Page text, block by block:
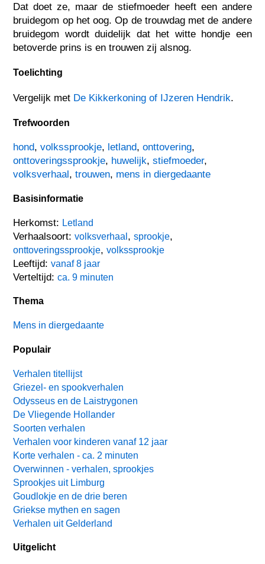
Dat doet ze, maar de stiefmoeder heeft een andere
bruidegom op het oog. Op de trouwdag met de andere
bruidegom wordt duidelijk dat het witte hondje een
betoverde prins is en trouwen zij alsnog.
Toelichting
Vergelijk met De Kikkerkoning of IJzeren Hendrik.
Trefwoorden
hond,volkssprookje, letland,onttovering,
onttoveringssprookje, huwelijk,stiefmoeder,
volksverhaal ,trouwen, mens in diergedaante
Basisinformatie
Herkomst: Letland
Verhaalsoort:volksverhaal ,sprookje,
onttoveringssprookje,volkssprookje
Leeftijd:vanaf 8 jaar
Verteltijd:ca. 9 minuten
Thema
Mens in diergedaante
Populair
Verhalen titellijst
Griezel- en spookverhalen
Odysseus en de Laistrygonen
De Vliegende Hollander
Soorten verhalen
Verhalen voor kinderen vanaf 12 jaar
Korte verhalen - ca. 2 minuten
Overwinnen - verhalen, sprookjes
Sprookjes uit Limburg
Goudlokje en de drie beren
Griekse mythen en sagen
Verhalen uit Gelderland
Uitgelicht